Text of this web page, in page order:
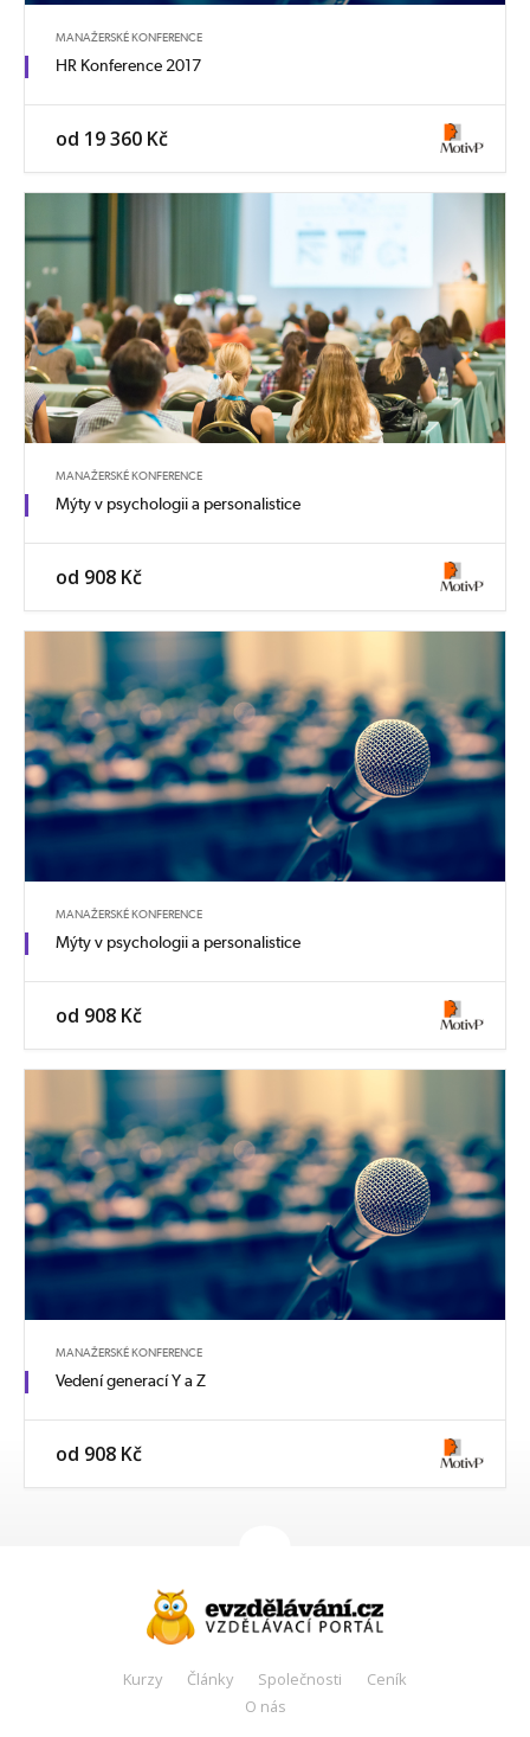
MANAŽERSKÉ KONFERENCE
HR Konference 2017
od 19 360 Kč
MANAŽERSKÉ KONFERENCE
Mýty v psychologii a personalistice
od 908 Kč
MANAŽERSKÉ KONFERENCE
Mýty v psychologii a personalistice
od 908 Kč
MANAŽERSKÉ KONFERENCE
Vedení generací Y a Z
od 908 Kč
Kurzy Články Společnosti
Ceník
O nás